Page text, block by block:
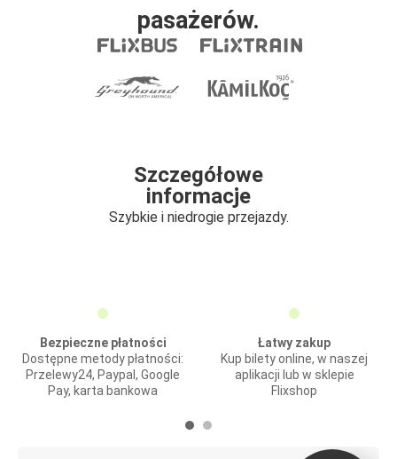
pasażerów.
Szczegółowe
informacje
Szybkie i niedrogie przejazdy.
Bezpieczne płatności
Dostępne metody płatności:
Przelewy24, Paypal, Google
Pay, karta bankowa
Łatwy zakup
Kup bilety online, w naszej
aplikacji lub w sklepie
Flixshop